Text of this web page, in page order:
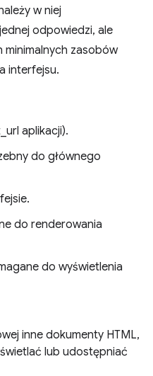
w niej
odpowiedzi, ale
zasobów
interfejsu.
aplikacji).
do głównego
do renderowania
do wyświetlenia
inne dokumenty HTML,
lub udostępniać